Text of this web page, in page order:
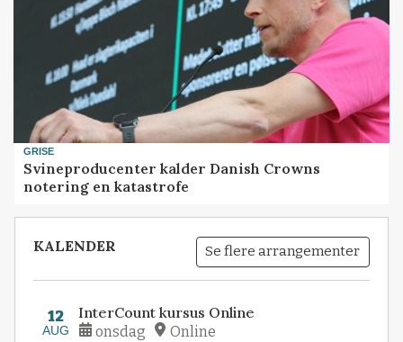
GRISE
Svineproducenter kalder Danish Crowns
notering en katastrofe
KALENDER Se flere arrangementer
12
AUG
InterCount kursus Online
onsdag Online